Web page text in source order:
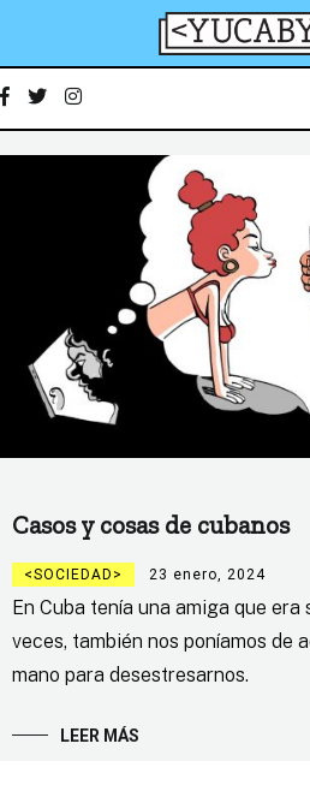
YucaByte
Casos y cosas de cubanos
SOCIEDAD 23 enero, 2024
En Cuba tenía una amiga que era
veces, también nos poníamos de
mano para desestresarnos.
LEER MÁS